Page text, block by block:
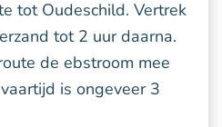
tot Oudeschild. Vertrek
tot 2 uur daarna.
de ebstroom mee
is ongeveer 3